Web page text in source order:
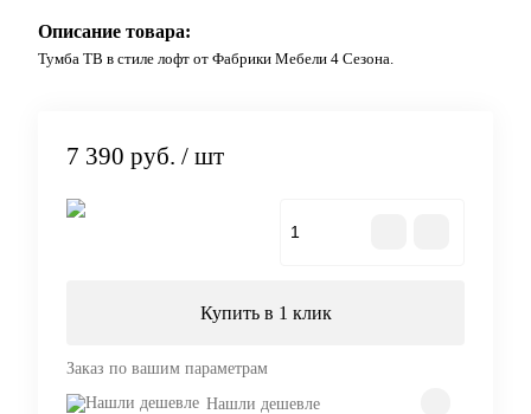
Описание товара:
Тумба ТВ в стиле лофт от Фабрики Мебели 4 Сезона.
7 390 руб. / шт
Купить в 1 клик
Заказ по вашим параметрам
Нашли дешевле